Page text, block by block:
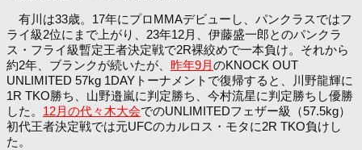
有川は33歳。17年にプロMMAデビューし、パンクラスではフ
ライ級2位にまで上がり、23年12月、伊藤盛一郎とのパンクラ
ス・フライ級暫定王者決定戦で2R裸絞めで一本負け。それから
約2年、ブランクが続いたが、 昨年9月のKNOCK OUT
UNLIMITED 57kg 1DAYトーナメントで復帰すると、川野龍輝に
1R TKO勝ち、山野邉嵐に判定勝ち、今村流星に判定勝ちし優勝
した。 12月の代々木大会でのUNLIMITEDフェザー級（57.5kg）
初代王者決定戦では元UFCのカルロス・モタに2R TKO負けし
た。